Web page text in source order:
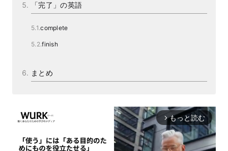
「完了」の英語
complete
finish
まとめ
arrow_forward_ios もっと読む